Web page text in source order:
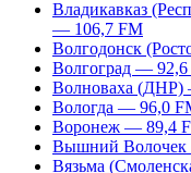
Владикавказ
— 106,7 FM
Волгодонск
Волгоград —
Волноваха (ДНР)
Вологда — 96,0
Воронеж — 89,4
Вышний Волочек
Вязьма